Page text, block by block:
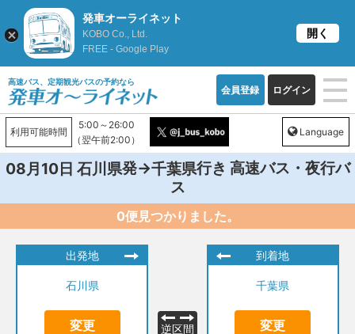
高速バス、定期観光バスの予約なら
会員登録 ログイン
利用可能時間
5:00～26:00
（翌午前2:00）
Language
08月10日 石川県発→千葉県行き 高速バス・夜行バ
ス
0便見つかりました。
出発地
石川県
変更 逆区間
到着地
千葉県
変更
発車オーライネット
KOBO Co., Ltd.
FREE - Google Play
開く